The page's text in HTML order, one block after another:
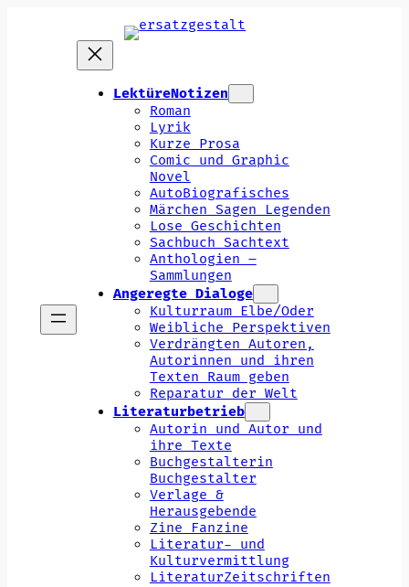
LektüreNotizen
Roman
Lyrik
Kurze Prosa
Comic und Graphic
Novel
AutoBiografisches
Märchen Sagen Legenden
Lose Geschichten
Sachbuch Sachtext
Anthologien –
Sammlungen
Angeregte Dialoge
Kulturraum Elbe/Oder
Weibliche Perspektiven
Verdrängten Autoren,
Autorinnen und ihren
Texten Raum geben
Reparatur der Welt
Literaturbetrieb
Autorin und Autor und
ihre Texte
Buchgestalterin
Buchgestalter
Verlage &
Herausgebende
Zine Fanzine
Literatur- und
Kulturvermittlung
LiteraturZeitschriften